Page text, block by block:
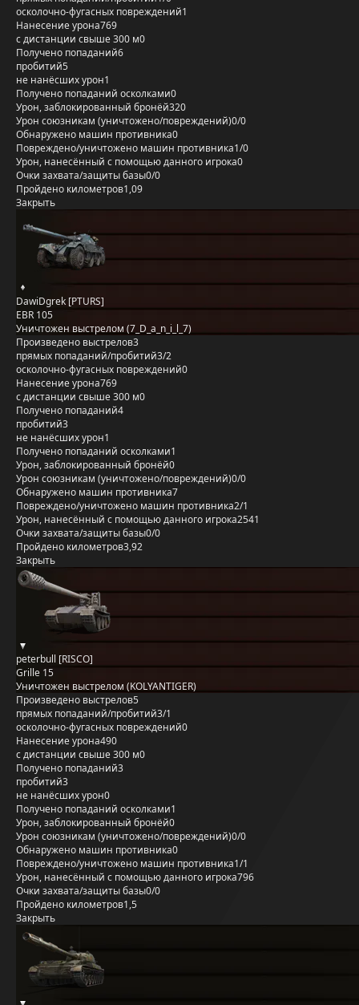
осколочно-фугасных повреждений1
Нанесение урона769
с дистанции свыше 300 м0
Получено попаданий6
пробитий5
не нанёсших урон1
Получено попаданий осколками0
Урон, заблокированный бронёй320
Урон союзникам (уничтожено/повреждений)0/0
Обнаружено машин противника0
Повреждено/уничтожено машин противника1/0
Урон, нанесённый с помощью данного игрока0
Очки захвата/защиты базы0/0
Пройдено километров1,09
Закрыть
DawiDgrek [PTURS]
EBR 105
Уничтожен выстрелом (7_D_a_n_i_l_7)
Произведено выстрелов3
прямых попаданий/пробитий3/2
осколочно-фугасных повреждений0
Нанесение урона769
с дистанции свыше 300 м0
Получено попаданий4
пробитий3
не нанёсших урон1
Получено попаданий осколками1
Урон, заблокированный бронёй0
Урон союзникам (уничтожено/повреждений)0/0
Обнаружено машин противника7
Повреждено/уничтожено машин противника2/1
Урон, нанесённый с помощью данного игрока2541
Очки захвата/защиты базы0/0
Пройдено километров3,92
Закрыть
peterbull [RISCO]
Grille 15
Уничтожен выстрелом (KOLYANTIGER)
Произведено выстрелов5
прямых попаданий/пробитий3/1
осколочно-фугасных повреждений0
Нанесение урона490
с дистанции свыше 300 м0
Получено попаданий3
пробитий3
не нанёсших урон0
Получено попаданий осколками1
Урон, заблокированный бронёй0
Урон союзникам (уничтожено/повреждений)0/0
Обнаружено машин противника0
Повреждено/уничтожено машин противника1/1
Урон, нанесённый с помощью данного игрока796
Очки захвата/защиты базы0/0
Пройдено километров1,5
Закрыть